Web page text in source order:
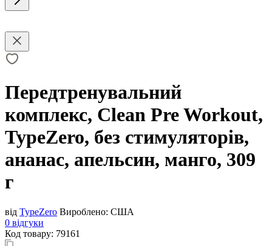
Передтренувальний
комплекс, Clean Pre Workout,
TypeZero, без стимуляторів,
ананас, апельсин, манго, 309
г
від TypeZero Вироблено: США
0 відгуки
Код товару: 79161